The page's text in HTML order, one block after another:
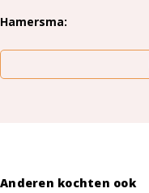
Hamersma
Anderen kochten ook